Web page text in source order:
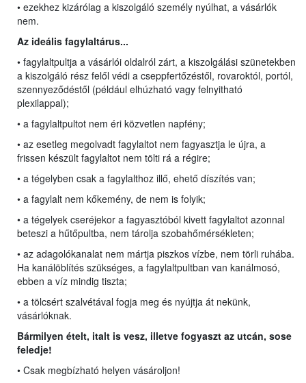
• ezekhez kizárólag a kiszolgáló személy nyúlhat, a vásárlók
nem.
Az ideális fagylaltárus...
• fagylaltpultja a vásárlói oldalról zárt, a kiszolgálási szünetekben
a kiszolgáló rész felől védi a cseppfertőzéstől, rovaroktól, portól,
szennyeződéstől (például elhúzható vagy felnyitható
plexilappal);
• a fagylaltpultot nem éri közvetlen napfény;
• az esetleg megolvadt fagylaltot nem fagyasztja le újra, a
frissen készült fagylaltot nem tölti rá a régire;
• a tégelyben csak a fagylalthoz illő, ehető díszítés van;
• a fagylalt nem kőkemény, de nem is folyik;
• a tégelyek cseréjekor a fagyasztóból kivett fagylaltot azonnal
beteszi a hűtőpultba, nem tárolja szobahőmérsékleten;
• az adagolókanalat nem mártja piszkos vízbe, nem törli ruhába.
Ha kanálöblítés szükséges, a fagylaltpultban van kanálmosó,
ebben a víz mindig tiszta;
• a tölcsért szalvétával fogja meg és nyújtja át nekünk,
vásárlóknak.
Bármilyen ételt, italt is vesz, illetve fogyaszt az utcán, sose
feledje!
• Csak megbízható helyen vásároljon!